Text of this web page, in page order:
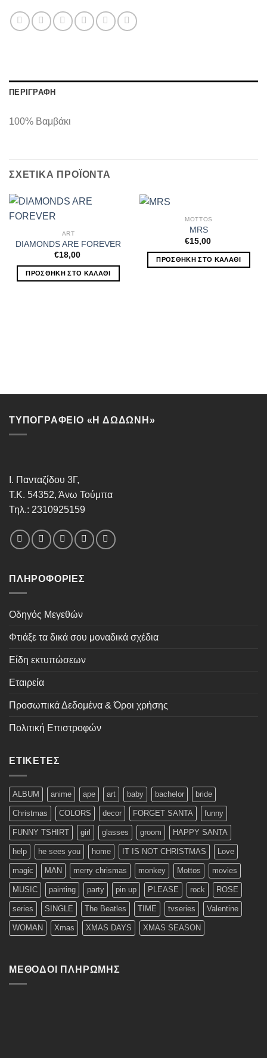
ΠΕΡΙΓΡΑΦΉ
100% Βαμβάκι
ΣΧΕΤΙΚΆ ΠΡΟΪΌΝΤΑ
ART
DIAMONDS ARE FOREVER
€18,00
ΠΡΟΣΘΉΚΗ ΣΤΟ ΚΑΛΆΘΙ
MOTTOS
MRS
€15,00
ΠΡΟΣΘΉΚΗ ΣΤΟ ΚΑΛΆΘΙ
ΤΥΠΟΓΡΑΦΕΙΟ «Η ΔΩΔΩΝΗ»
Ι. Πανταζίδου 3Γ,
Τ.Κ. 54352, Άνω Τούμπα
Τηλ.: 2310925159
ΠΛΗΡΟΦΟΡΊΕΣ
Οδηγός Μεγεθών
Φτιάξε τα δικά σου μοναδικά σχέδια
Είδη εκτυπώσεων
Εταιρεία
Προσωπικά Δεδομένα & Όροι χρήσης
Πολιτική Επιστροφών
ΕΤΙΚΈΤΕΣ
ALBUM anime ape art baby bachelor bride
Christmas COLORS decor FORGET SANTA funny
FUNNY TSHIRT girl glasses groom HAPPY SANTA
help he sees you home IT IS NOT CHRISTMAS Love
magic MAN merry chrismas monkey Mottos movies
MUSIC painting party pin up PLEASE rock ROSE
series SINGLE The Beatles TIME tvseries Valentine
WOMAN Xmas XMAS DAYS XMAS SEASON
ΜΈΘΟΔΟΙ ΠΛΗΡΩΜΉΣ